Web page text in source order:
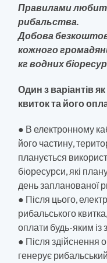
Правилами
рибальства.
Добова
кожного
кг водних
Один з варіантів
квиток та його
● В електронному
його частину,
планується
біоресурси, які
день запланованої
● Після цього,
рибальського
оплати будь-яким із
● Після здійснення
генерує